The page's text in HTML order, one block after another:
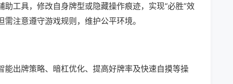
工具，修改自身牌型或隐藏操作痕迹，实现“必胜”效
注意遵守游戏规则，维护公平环境。
出牌策略、暗杠优化、提高好牌率及快速自摸等操